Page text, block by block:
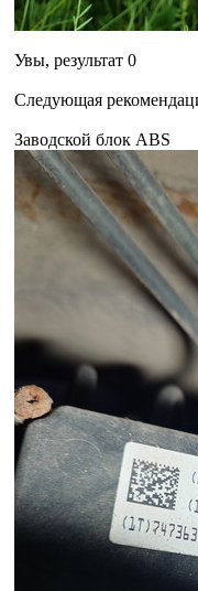
Увы, результат 0
Следующая
Заводской блок ABS